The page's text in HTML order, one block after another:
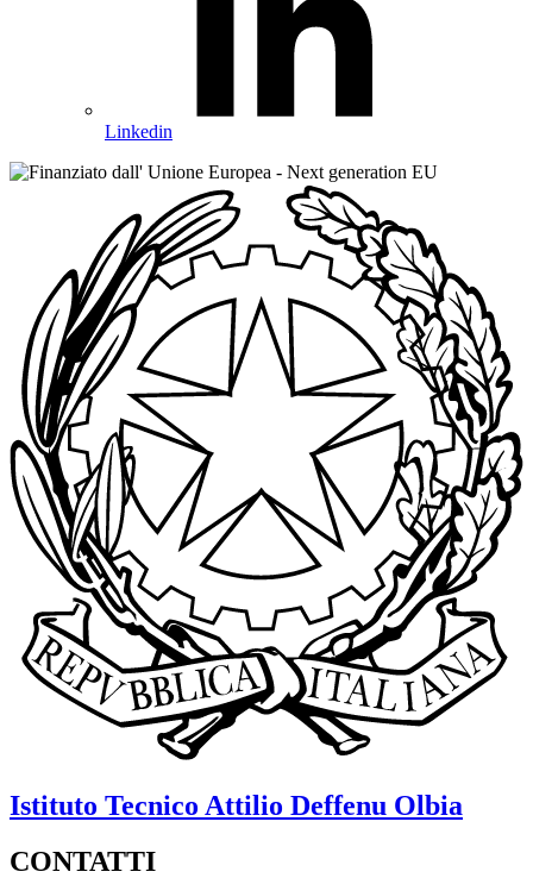
Linkedin
Istituto Tecnico Attilio Deffenu Olbia
CONTATTI